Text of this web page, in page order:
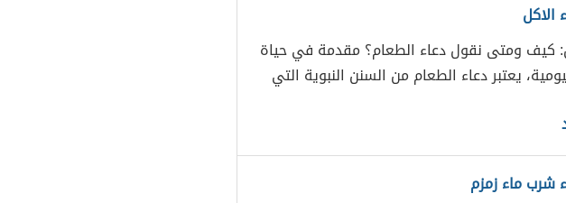
الاكل
كيف ومتى نقول دعاء الطعام؟ مقدمة في حياة
يعتبر دعاء الطعام من السنن النبوية التي
شرب ماء زمزم